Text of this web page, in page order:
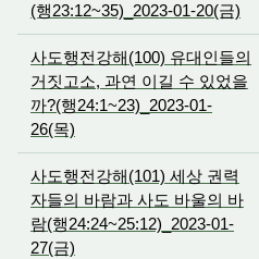
(행23:12~35)_2023-01-20(금)
사도행전강해(100) 유대인들의
거짓고소, 과연 이길 수 있었을
까?(행24:1~23)_2023-01-
26(목)
사도행전강해(101) 세상 권력
자들의 바람과 사도 바울의 바
람(행24:24~25:12)_2023-01-
27(금)